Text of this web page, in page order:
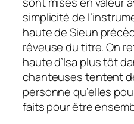
simplicité de
haute de Sieun
rêveuse du titre. On
haute d’Isa plus tôt
chanteuses tentent
personne qu’elles
faits pour être